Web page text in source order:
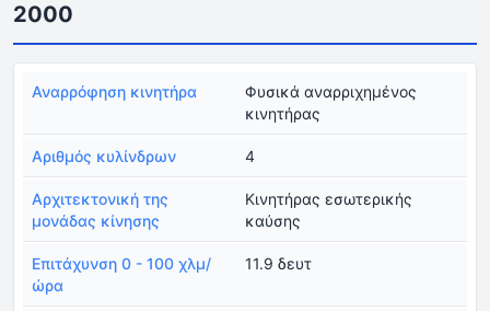
2000
Αναρρόφηση κινητήρα
Φυσικά αναρριχημένος
κινητήρας
Αριθμός κυλίνδρων 4
Αρχιτεκτονική της
μονάδας κίνησης
Κινητήρας εσωτερικής
καύσης
Επιτάχυνση 0 - 100 χλμ/
ώρα
11.9 δευτ